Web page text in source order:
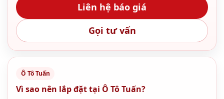
Liên hệ báo giá
Gọi tư vấn
Ô Tô Tuấn
Vì sao nên lắp đặt tại Ô Tô Tuấn?